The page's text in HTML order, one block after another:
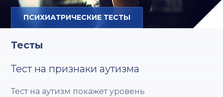
ПСИХИАТРИЧЕСКИЕ ТЕСТЫ
Тесты
Тест на признаки аутизма
Тест на аутизм покажет уровень